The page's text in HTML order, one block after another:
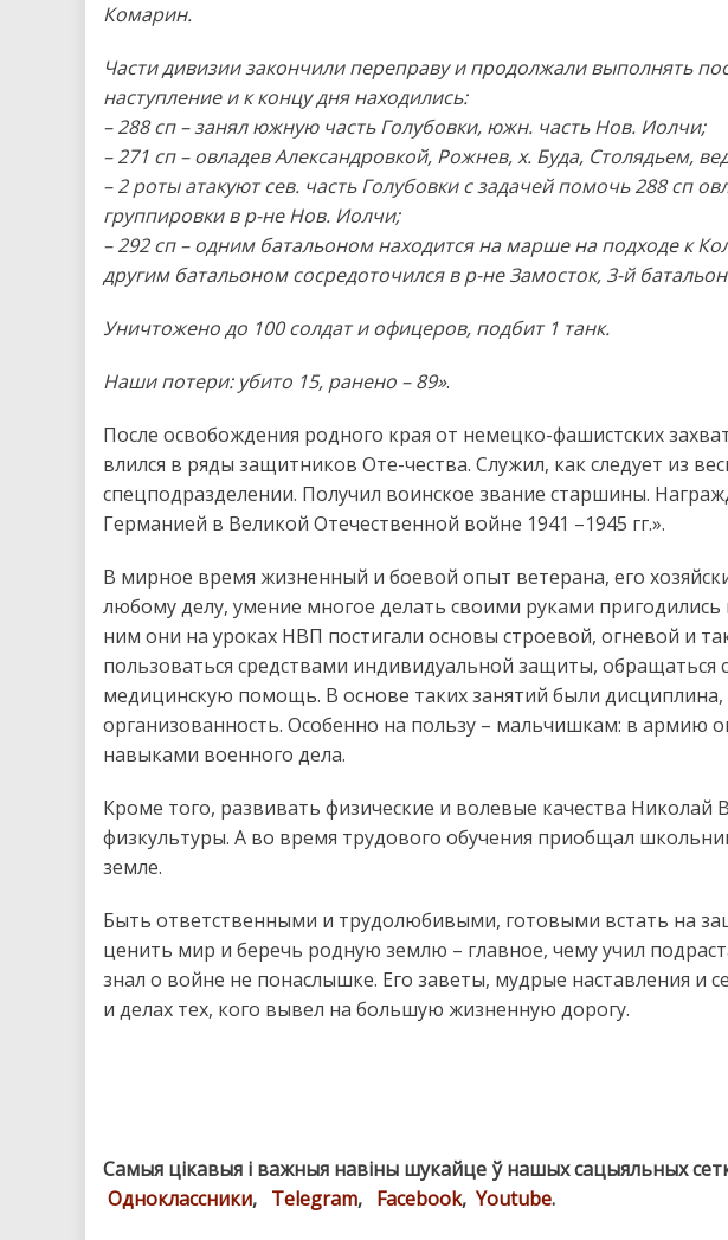
Комарин.
Части дивизии закончили переправу и продолжали выполнять
наступление и к концу дня находились:
– 288 сп – занял южную часть Голубовки, южн. часть Нов. Иолчи;
– 271 сп – овладев Александровкой, Рожнев, х. Буда, Столядьем,
– 2 роты атакуют сев. часть Голубовки с задачей помочь 288 сп
группировки в р-не Нов. Иолчи;
– 292 сп – одним батальоном находится на марше на подходе к
другим батальоном сосредоточился в р-не Замосток, 3-й
Уничтожено до 100 солдат и офицеров, подбит 1 танк.
Наши потери: убито 15, ранено – 89».
После освобождения родного края от немецко-фашистских
влился в ряды защитников Оте-чества. Служил, как следует из
спецподразделении. Получил воинское звание старшины.
Германией в Великой Отечественной войне 1941 –1945 гг.».
В мирное время жизненный и боевой опыт ветерана, его
любому делу, умение многое делать своими руками
ним они на уроках НВП постигали основы строевой, огневой и
пользоваться средствами индивидуальной защиты,
медицинскую помощь. В основе таких занятий были дисциплина,
организованность. Особенно на пользу – мальчишкам: в армию
навыками военного дела.
Кроме того, развивать физические и волевые качества Николай
физкультуры. А во время трудового обучения приобщал
земле.
Быть ответственными и трудолюбивыми, готовыми встать на
ценить мир и беречь родную землю – главное, чему учил
знал о войне не понаслышке. Его заветы, мудрые наставления и
и делах тех, кого вывел на большую жизненную дорогу.
Самыя цікавыя і важныя навіны шукайце ў нашых сацыяльных
Одноклассники, Telegram, Facebook, Youtube.